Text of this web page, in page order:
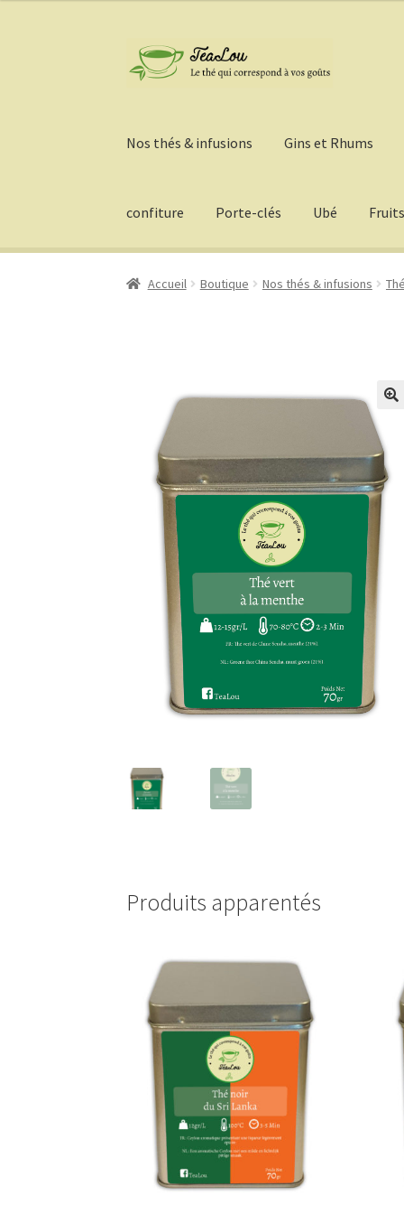
Aller
à
Aller
au
Nos thés & infusions Gins et Rhums
confiture Porte-clés Ubé
Accueil Boutique Nos thés & infusions
Produits apparentés